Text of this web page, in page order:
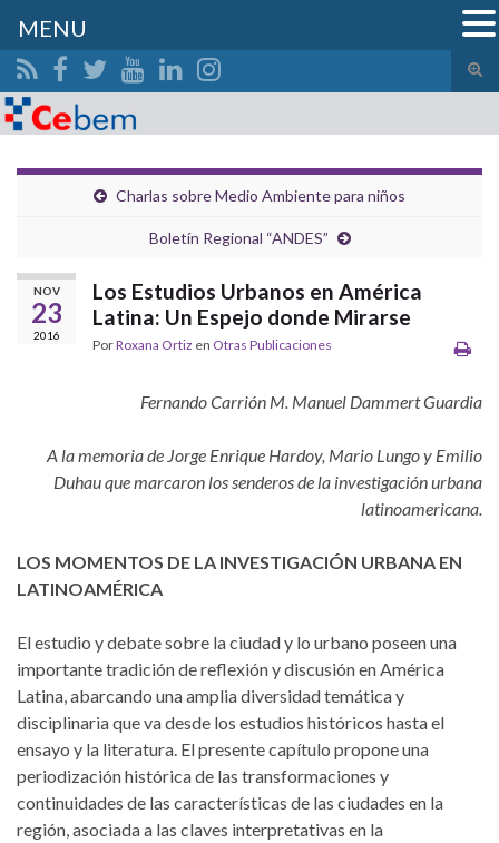
el
Search for:
Charlas sobre Medio Ambiente para niños
Boletín Regional “ANDES”
NOV
23
2016
Los Estudios Urbanos en América
Latina: Un Espejo donde Mirarse
PorRoxana Ortiz en Otras Publicaciones
Fernando Carrión M. Manuel Dammert Guardia
A la memoria de Jorge Enrique Hardoy, Mario Lungo y Emilio
Duhau que marcaron los senderos de la investigación urbana
latinoamericana.
LOS MOMENTOS DE LA INVESTIGACIÓN URBANA EN
LATINOAMÉRICA
El estudio y debate sobre la ciudad y lo urbano poseen una
importante tradición de reflexión y discusión en América
Latina, abarcando una amplia diversidad temática y
disciplinaria que va desde los estudios históricos hasta el
ensayo y la literatura. El presente capítulo propone una
periodización histórica de las transformaciones y
continuidades de las características de las ciudades en la
región, asociada a las claves interpretativas en la
MENU